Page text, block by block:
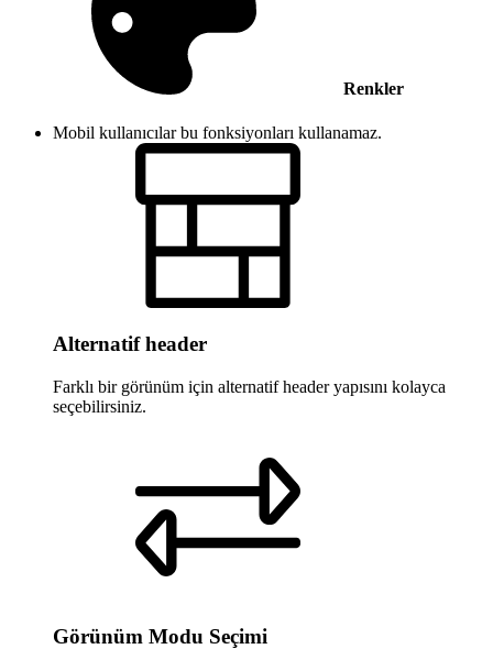
Renkler
Mobil kullanıcılar bu fonksiyonları kullanamaz.
Alternatif header
Farklı bir görünüm için alternatif header yapısını kolayca
seçebilirsiniz.
Görünüm Modu Seçimi